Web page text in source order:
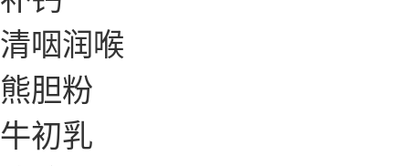
清咽润喉
熊胆粉
牛初乳